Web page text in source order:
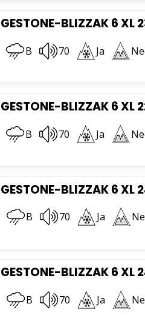
BLIZZAK 6 XL
B 70 Ja
BLIZZAK 6 XL
B 70 Ja
BLIZZAK 6 XL
B 70 Ja
BLIZZAK 6 XL
B 70 Ja